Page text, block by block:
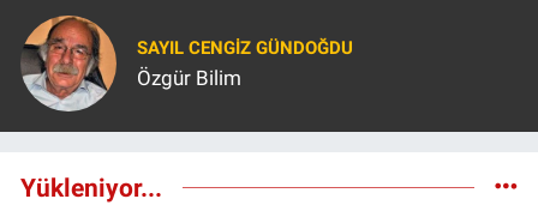
SAYIL CENGIZ GÜNDOĞDU
Özgür Bilim
Yükleniyor...